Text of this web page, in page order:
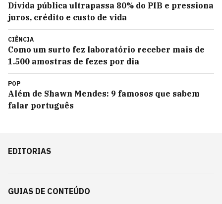
Dívida pública ultrapassa 80% do PIB e pressiona
juros, crédito e custo de vida
CIÊNCIA
Como um surto fez laboratório receber mais de
1.500 amostras de fezes por dia
POP
Além de Shawn Mendes: 9 famosos que sabem
falar português
EDITORIAS
GUIAS DE CONTEÚDO